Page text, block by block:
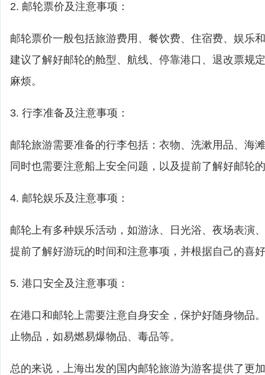
2. 邮轮票价及注意事项：
邮轮票价一般包括旅游费用、餐饮费、住宿费、娱乐
建议了解好邮轮的舱型、航线、停靠港口、退改票规
麻烦。
3. 行李准备及注意事项：
邮轮旅游需要准备的行李包括：衣物、洗漱用品、海
同时也需要注意船上安全问题，以及提前了解好邮轮
4. 邮轮娱乐及注意事项：
邮轮上有多种娱乐活动，如游泳、日光浴、夜场表演
提前了解好游玩的时间和注意事项，并根据自己的喜
5. 港口安全及注意事项：
在港口和邮轮上需要注意自身安全，保护好随身物品
止物品，如易燃易爆物品、毒品等。
总的来说，上海出发的国内邮轮旅游为游客提供了更